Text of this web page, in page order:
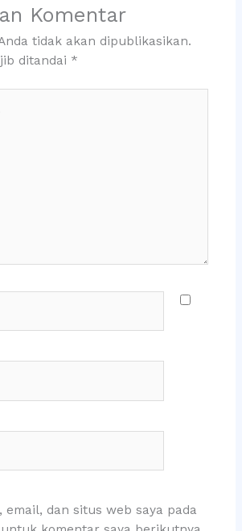
Komentar
tidak akan dipublikasikan.
ditandai *
email, dan situs web saya pada